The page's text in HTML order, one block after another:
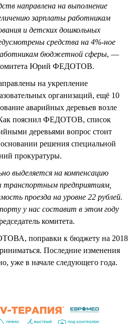
направлена на выполнение
зарплаты работникам
и детских дошкольных
средства на 4%-ное
бюджетной сферы, —
комитета Юрий ФЕДОТОВ.
на укрепление
организаций, ещё 10
аварийных деревьев возле
пояснил ФЕДОТОВ, список
деревьями вопрос стоит
решения специальной
прокуратуры.
выделяется на компенсацию
предприятиям,
проезда на уровне 22 рублей.
у нас составит в этом году
комитета.
поправки к бюджету на 2018
Последние изменения
уже в начале следующего года.